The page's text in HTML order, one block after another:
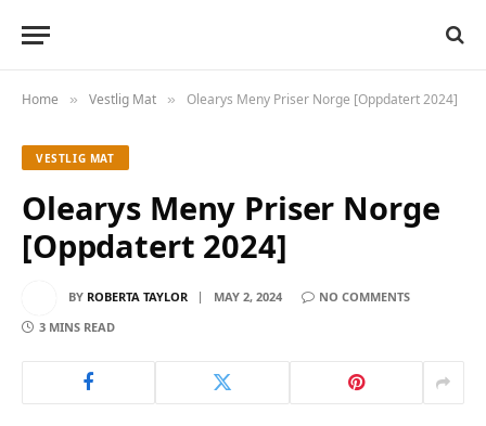
Home » Vestlig Mat » Olearys Meny Priser Norge [Oppdatert 2024]
VESTLIG MAT
Olearys Meny Priser Norge
[Oppdatert 2024]
BY ROBERTA TAYLOR MAY 2, 2024
NO COMMENTS
3 MINS READ